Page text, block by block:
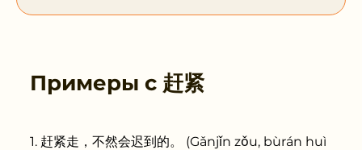
Примеры с 赶紧
赶紧走，不然会迟到的。 (Gǎnjǐn zǒu, bùrán huì